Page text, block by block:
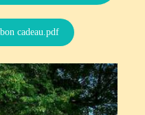
cadeau.pdf